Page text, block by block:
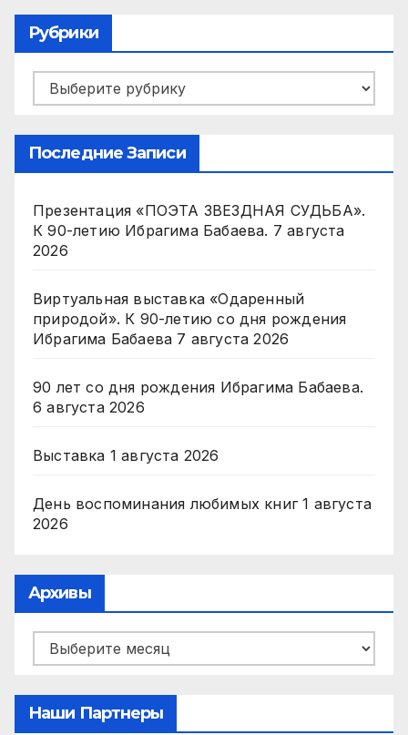
Рубрики
Рубрики
Последние Записи
Презентация «ПОЭТА ЗВЕЗДНАЯ СУДЬБА».
К 90-летию Ибрагима Бабаева. 7 августа
2026
Виртуальная выставка «Одаренный
природой». К 90-летию со дня рождения
Ибрагима Бабаева 7 августа 2026
90 лет со дня рождения Ибрагима Бабаева.
6 августа 2026
Выставка 1 августа 2026
День воспоминания любимых книг 1 августа
2026
Архивы
Архивы
Наши Партнеры